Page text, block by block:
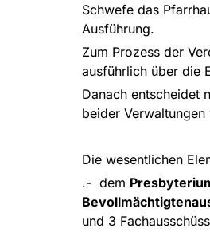
Schwefe das
Ausführung.
Zum Prozess der
ausführlich über die
Danach entscheidet
beider
Die wesentlichen
.- dem
und 3